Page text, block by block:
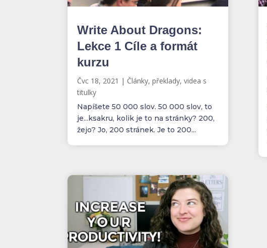
Write About Dragons:
Lekce 1 Cíle a formát
kurzu
Čvc 18, 2021 | Články, překlady, videa s
titulky
Napíšete 50 000 slov. 50 000 slov, to
je...ksakru, kolik je to na stránky? 200,
žejo? Jo, 200 stránek. Je to 200...